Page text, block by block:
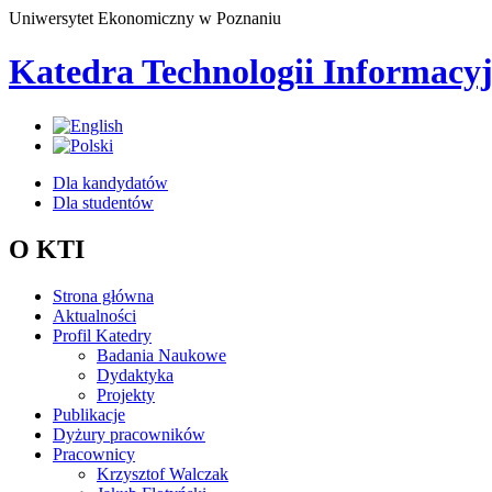
Uniwersytet Ekonomiczny w Poznaniu
Katedra Technologii
Dla kandydatów
Dla studentów
O KTI
Strona główna
Aktualności
Profil Katedry
Badania Naukowe
Dydaktyka
Projekty
Publikacje
Dyżury pracowników
Pracownicy
Krzysztof Walczak